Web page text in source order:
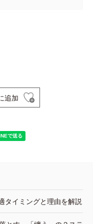
追加
タイミングと理由を解説